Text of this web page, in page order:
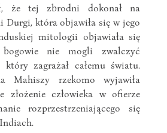
że tej zbrodni dokonał na
Durgi, która objawiła się w jego
mitologii objawiała się
nie mogli zwalczyć
który zagrażał całemu światu.
Mahiszy rzekomo wyjawiła
złożenie człowieka w ofierze
rozprzestrzeniającego się